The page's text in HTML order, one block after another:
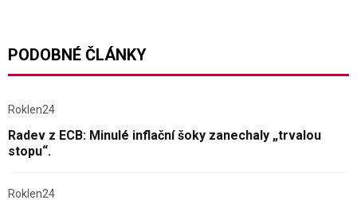
PODOBNÉ ČLÁNKY
Roklen24
Radev z ECB: Minulé inflační šoky zanechaly „trvalou
stopu“.
Roklen24